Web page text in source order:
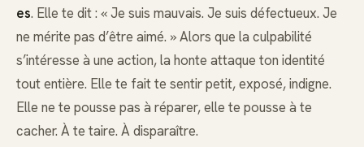
es. Elle te dit : « Je suis mauvais. Je suis défectueux. Je
ne mérite pas d’être aimé. » Alors que la culpabilité
s’intéresse à une action, la honte attaque ton identité
tout entière. Elle te fait te sentir petit, exposé, indigne.
Elle ne te pousse pas à réparer, elle te pousse à te
cacher. À te taire. À disparaître.